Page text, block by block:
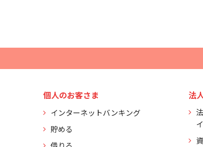
個人のお客さま
インターネットバンキング
貯める
法